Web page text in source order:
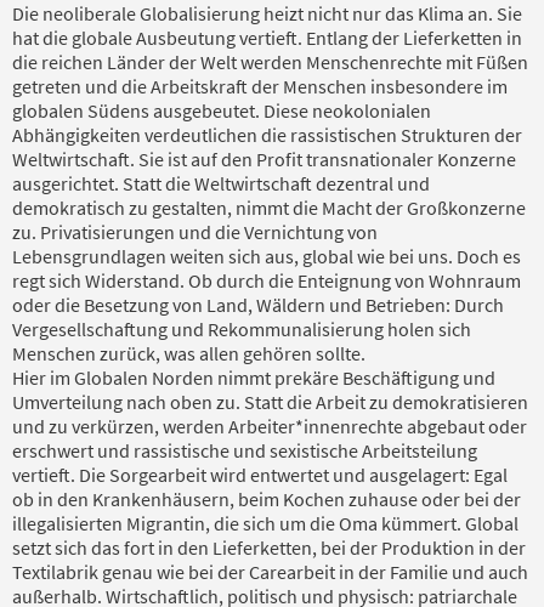
Die neoliberale Globalisierung heizt nicht nur das Klima an. Sie
hat die globale Ausbeutung vertieft. Entlang der Lieferketten in
die reichen Länder der Welt werden Menschenrechte mit Füßen
getreten und die Arbeitskraft der Menschen insbesondere im
globalen Südens ausgebeutet. Diese neokolonialen
Abhängigkeiten verdeutlichen die rassistischen Strukturen der
Weltwirtschaft. Sie ist auf den Profit transnationaler Konzerne
ausgerichtet. Statt die Weltwirtschaft dezentral und
demokratisch zu gestalten, nimmt die Macht der Großkonzerne
zu. Privatisierungen und die Vernichtung von
Lebensgrundlagen weiten sich aus, global wie bei uns. Doch es
regt sich Widerstand. Ob durch die Enteignung von Wohnraum
oder die Besetzung von Land, Wäldern und Betrieben: Durch
Vergesellschaftung und Rekommunalisierung holen sich
Menschen zurück, was allen gehören sollte.
Hier im Globalen Norden nimmt prekäre Beschäftigung und
Umverteilung nach oben zu. Statt die Arbeit zu demokratisieren
und zu verkürzen, werden Arbeiter*innenrechte abgebaut oder
erschwert und rassistische und sexistische Arbeitsteilung
vertieft. Die Sorgearbeit wird entwertet und ausgelagert: Egal
ob in den Krankenhäusern, beim Kochen zuhause oder bei der
illegalisierten Migrantin, die sich um die Oma kümmert. Global
setzt sich das fort in den Lieferketten, bei der Produktion in der
Textilabrik genau wie bei der Carearbeit in der Familie und auch
außerhalb. Wirtschaftlich, politisch und physisch: patriarchale